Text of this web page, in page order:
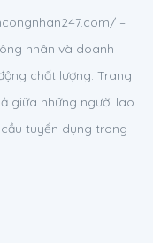
–
nhân và doanh
chất lượng. Trang
giữa những người lao
tuyển dụng trong